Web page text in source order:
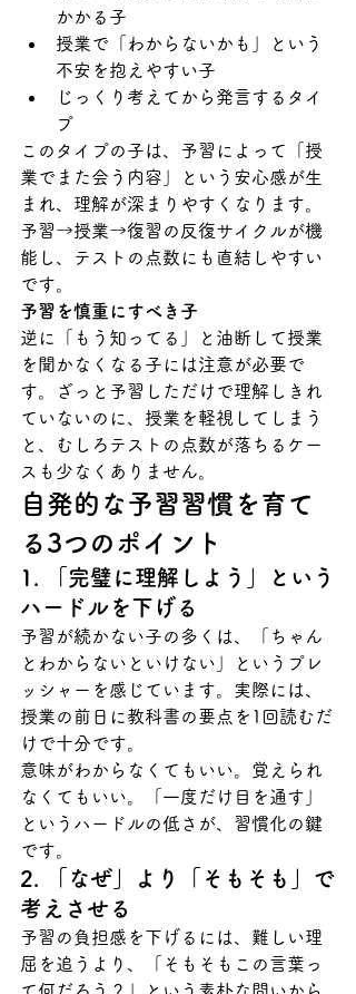
かかる子
授業で「わからないかも」という
不安を抱えやすい子
じっくり考えてから発言するタイ
プ
このタイプの子は、予習によって「授
業でまた会う内容」という安心感が生
まれ、理解が深まりやすくなります。
予習→授業→復習の反復サイクルが機
能し、テストの点数にも直結しやすい
です。
予習を慎重にすべき子
逆に「もう知ってる」と油断して授業
を聞かなくなる子には注意が必要で
す。ざっと予習しただけで理解しきれ
ていないのに、授業を軽視してしまう
と、むしろテストの点数が落ちるケー
スも少なくありません。
自発的な予習習慣を育て
る3つのポイント
1. 「完璧に理解しよう」という
ハードルを下げる
予習が続かない子の多くは、「ちゃん
とわからないといけない」というプレ
ッシャーを感じています。実際には、
授業の前日に教科書の要点を1回読むだ
けで十分です。
意味がわからなくてもいい。覚えられ
なくてもいい。「一度だけ目を通す」
というハードルの低さが、習慣化の鍵
です。
2. 「なぜ」より「そもそも」で
考えさせる
予習の負担感を下げるには、難しい理
屈を追うより、「そもそもこの言葉っ